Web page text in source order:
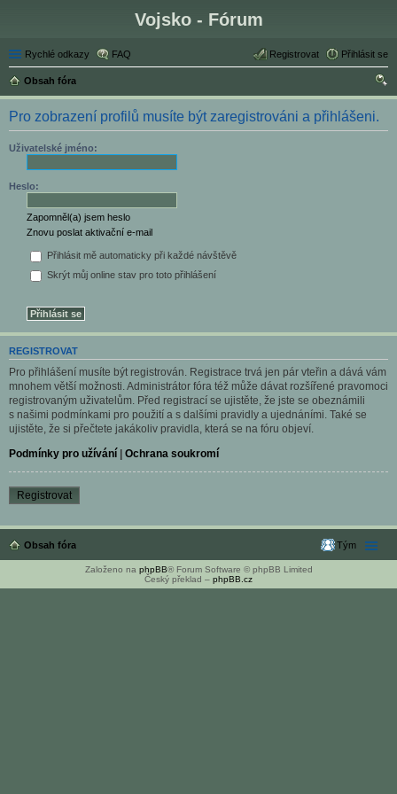
Vojsko - Fórum
Rychlé odkazy FAQ Přihlásit se
Registrovat
Obsah fóra
led
Pro zobrazení profilů musíte být zaregistrováni a přihlášeni.
Uživatelské jméno:
Heslo:
Zapomněl(a) jsem heslo
Znovu poslat aktivační e-mail
Přihlásit mě automaticky při každé návštěvě
Skrýt můj online stav pro toto přihlášení
REGISTROVAT
Pro přihlášení musíte být registrován. Registrace trvá jen pár vteřin a dává vám
mnohem větší možnosti. Administrátor fóra též může dávat rozšířené pravomoci
registrovaným uživatelům. Před registrací se ujistěte, že jste se obeznámili
s našimi podmínkami pro použití a s dalšími pravidly a ujednáními. Také se
ujistěte, že si přečtete jakákoliv pravidla, která se na fóru objeví.
Podmínky pro užívání | Ochrana soukromí
Registrovat
Obsah fóra Tým
Založeno na phpBB® Forum Software © phpBB Limited
Český překlad – phpBB.cz